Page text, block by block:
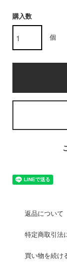
購入数
個
返品について
特定商取引法
買い物を続け